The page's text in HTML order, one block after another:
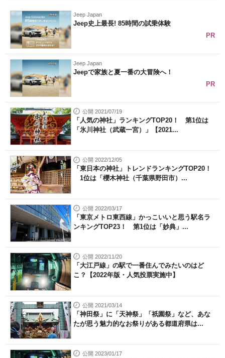
Jeep Japan
Jeep史上最長! 85時間の試乗体験
PR
Jeep Japan
Jeepで家族と夏一番の大冒険へ！
PR
公開 2021/07/19
「人気の神社」ランキングTOP20！ 第1位は
「氷川神社（武蔵一宮）」【2021...
公開 2022/12/05
「東日本の神社」トレンドランキングTOP20！
1位は「櫻木神社（千葉県野田市）...
公開 2022/03/17
「東京メトロ東西線」かっこいいと思う駅名ラ
ンキングTOP23！ 第1位は「妙典」...
公開 2022/11/20
「大江戸線」の駅で一番住んでみたいのはど
こ？【2022年版・人気投票実施中】
公開 2021/03/14
「神田祭」に「天神祭」「祇園祭」など、あな
たが思う魅力的なお祭りがある都道府県は...
公開 2023/01/17